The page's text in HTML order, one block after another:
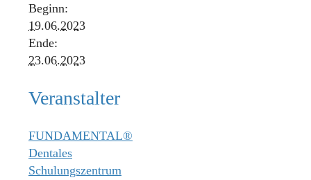
Beginn:
19.06.2023
Ende:
23.06.2023
Veranstalter
FUNDAMENTAL®
Dentales
Schulungszentrum